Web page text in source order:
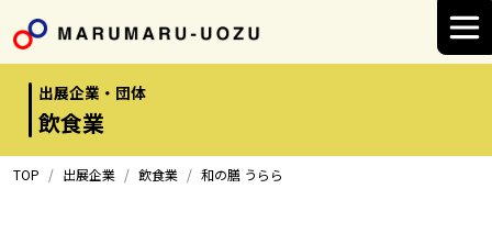
Main Navigation
出展企業・団体
飲食業
TOP 出展企業 飲食業 和の膳 うらら